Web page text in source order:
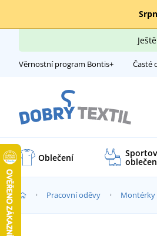
Věrnostní program Bontis+ Časté
Oblečení
Pracovní oděvy Montérky